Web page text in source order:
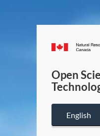
Open
English